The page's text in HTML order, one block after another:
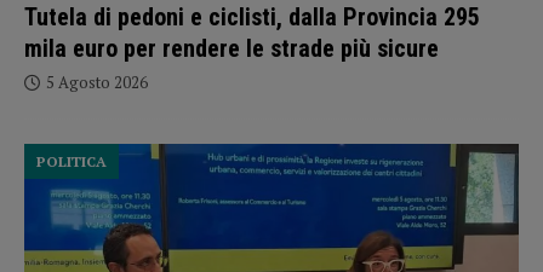
Tutela di pedoni e ciclisti, dalla Provincia 295
mila euro per rendere le strade più sicure
5 Agosto 2026
POLITICA